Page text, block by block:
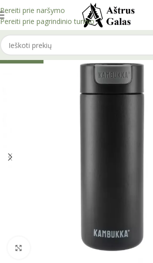
Pereiti prie naršymo
Pereiti prie pagrindinio turinio
Spustelėkite, kad padidintumėte